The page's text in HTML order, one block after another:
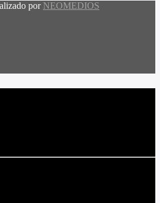
por NEOMEDIOS